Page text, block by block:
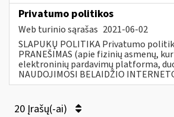
Privatumo politikos
Web turinio sąrašas 2021-06-02
SLAPUKŲ POLITIKA Privatumo
PRANEŠIMAS (apie fizinių asmenų,
elektroninių pardavimų platforma,
NAUDOJIMOSI BELAIDŽIO
20 Įrašų(-ai)